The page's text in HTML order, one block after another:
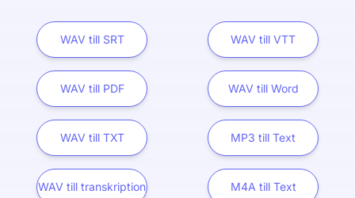
WAV till SRT WAV till VTT
WAV till PDF WAV till Word
WAV till TXT MP3 till Text
WAV till transkription M4A till Text